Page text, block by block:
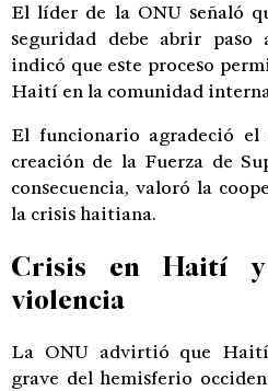
El líder de la ONU señaló
seguridad debe abrir paso
indicó que este proceso
Haití en la comunidad
El funcionario agradeció
creación de la Fuerza de
consecuencia, valoró la
la crisis haitiana.
Crisis en Haití y
violencia
La ONU advirtió que
grave del hemisferio